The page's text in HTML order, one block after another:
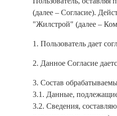
(далее – Согласие).
"Жилстрой" (далее –
1. Пользователь дает
2. Данное Согласие
3. Состав
3.1. Данные,
3.2. Сведения,